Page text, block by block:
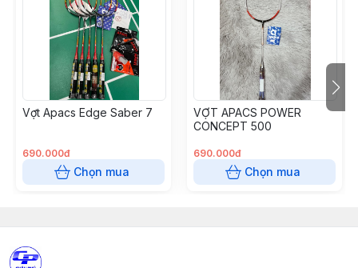
Vợt Apacs Edge Saber 7
690.000đ
Chọn mua
VỢT APACS POWER
CONCEPT 500
690.000đ
Chọn mua